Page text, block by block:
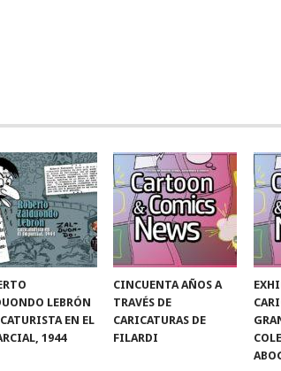
LEBRÓN
EN EL
1944
CINCUENTA AÑOS A
TRAVÉS DE
CARICATURAS DE
FILARDI